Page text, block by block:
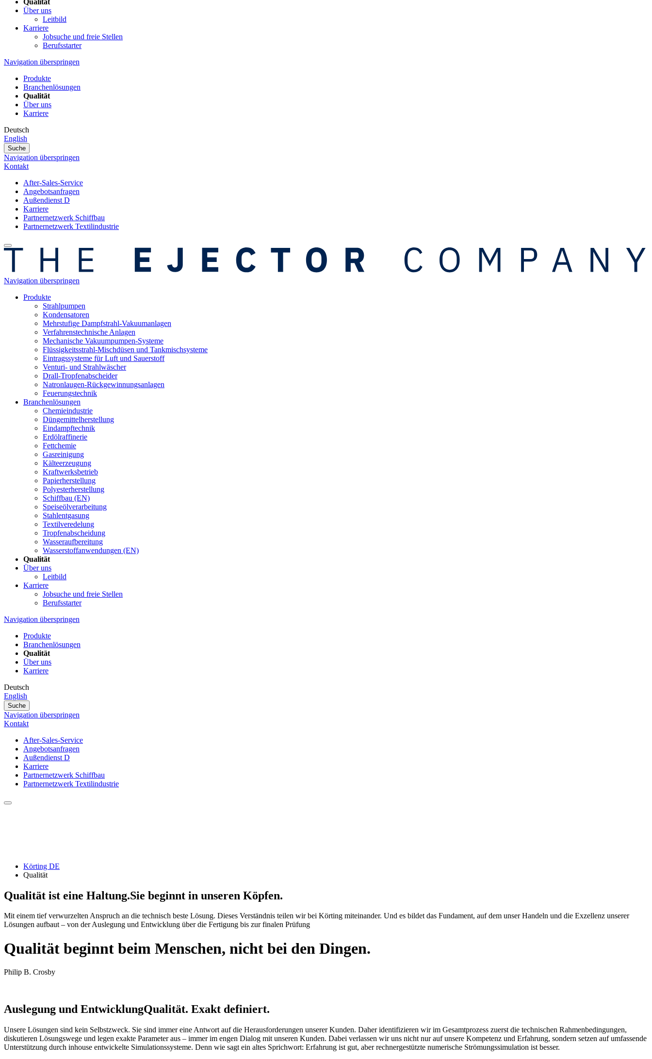
Qualität
Über uns
Leitbild
Karriere
Jobsuche und freie Stellen
Berufsstarter
Navigation überspringen
Produkte
Branchenlösungen
Qualität
Über uns
Karriere
Deutsch
English
Suche
Navigation überspringen
Kontakt
After-Sales-Service
Angebotsanfragen
Außendienst D
Karriere
Partnernetzwerk Schiffbau
Partnernetzwerk Textilindustrie
Navigation überspringen
Produkte
Strahlpumpen
Kondensatoren
Mehrstufige Dampfstrahl-Vakuumanlagen
Verfahrenstechnische Anlagen
Mechanische Vakuumpumpen-Systeme
Flüssigkeitsstrahl-Mischdüsen und Tankmischsysteme
Eintragssysteme für Luft und Sauerstoff
Venturi- und Strahlwäscher
Drall-Tropfenabscheider
Natronlaugen-Rückgewinnungsanlagen
Feuerungstechnik
Branchenlösungen
Chemieindustrie
Düngemittelherstellung
Eindampftechnik
Erdölraffinerie
Fettchemie
Gasreinigung
Kälteerzeugung
Kraftwerksbetrieb
Papierherstellung
Polyesterherstellung
Schiffbau (EN)
Speiseölverarbeitung
Stahlentgasung
Textilveredelung
Tropfenabscheidung
Wasseraufbereitung
Wasserstoffanwendungen (EN)
Qualität
Über uns
Leitbild
Karriere
Jobsuche und freie Stellen
Berufsstarter
Navigation überspringen
Produkte
Branchenlösungen
Qualität
Über uns
Karriere
Deutsch
English
Suche
Navigation überspringen
Kontakt
After-Sales-Service
Angebotsanfragen
Außendienst D
Karriere
Partnernetzwerk Schiffbau
Partnernetzwerk Textilindustrie
Körting DE
Qualität
Qualität ist eine Haltung.Sie beginnt in unseren Köpfen.
Mit einem tief verwurzelten Anspruch an die technisch beste Lösung. Dieses Verständnis teilen wir bei Körting miteinander. Und es bildet das Fundament, auf dem unser Handeln und die Exzellenz unserer
Lösungen aufbaut – von der Auslegung und Entwicklung über die Fertigung bis zur finalen Prüfung
Qualität beginnt beim Menschen, nicht bei den Dingen.
Philip B. Crosby
Auslegung und EntwicklungQualität. Exakt definiert.
Unsere Lösungen sind kein Selbstzweck. Sie sind immer eine Antwort auf die Herausforderungen unserer Kunden. Daher identifizieren wir im Gesamtprozess zuerst die technischen Rahmenbedingungen,
diskutieren Lösungswege und legen exakte Parameter aus – immer im engen Dialog mit unseren Kunden. Dabei verlassen wir uns nicht nur auf unsere Kompetenz und Erfahrung, sondern setzen auf umfassende
Unterstützung durch inhouse entwickelte Simulationssysteme. Denn wie sagt ein altes Sprichwort: Erfahrung ist gut, aber rechnergestützte numerische Strömungssimulation ist besser.